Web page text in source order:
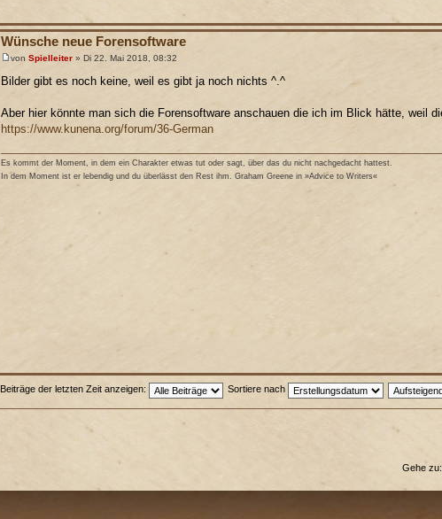
Wünsche neue Forensoftware
von Spielleiter» Di 22. Mai 2018, 08:32
Bilder gibt es noch keine, weil es gibt ja noch nichts ^.^
Aber hier könnte man sich die Forensoftware anschauen die ich im Blick hätte, weil
https://www.kunena.org/forum/36-German
Es kommt der Moment, in dem ein Charakter etwas tut oder sagt, über das du nicht nachgedacht hattest.
In dem Moment ist er lebendig und du überlässt den Rest ihm. Graham Greene in »Advice to Writers«
Beiträge der letzten Zeit anzeigen: Sortiere nach
Gehe zu: